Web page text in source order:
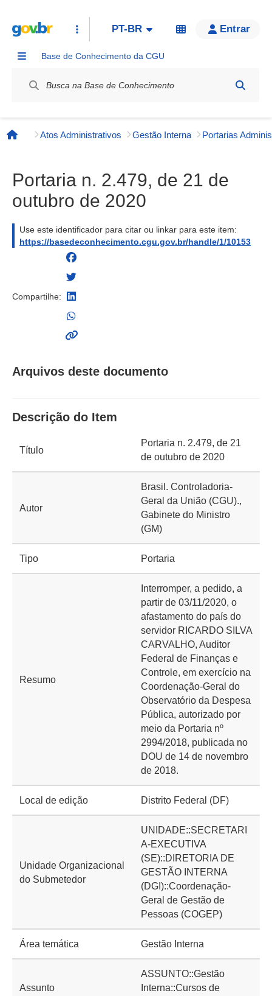
PT-BR Entrar
Base de Conhecimento da CGU
Página inicial
Atos Administrativos Gestão Interna
Portaria n. 2.479, de 21 de
outubro de 2020
Use este identificador para citar ou linkar para este item:
https://basedeconhecimento.cgu.gov.br/handle/1/10153
Compartilhe:
Arquivos deste documento
Descrição do Item
Título
Portaria n. 2.479, de 21
de outubro de 2020
Autor
Brasil. Controladoria-
Geral da União (CGU).,
Gabinete do Ministro
(GM)
Tipo Portaria
Resumo
Interromper, a pedido, a
partir de 03/11/2020, o
afastamento do país do
servidor RICARDO SILVA
CARVALHO, ​Auditor
Federal de Finanças e
Controle, em exercício na
Coordenação-Geral do
Observatório da Despesa
Pública, autorizado por
meio da Portaria nº
2994/2018, publicada no
DOU de 14 de novembro
de 2018.
Local de edição Distrito Federal (DF)
Unidade Organizacional
do Submetedor
UNIDADE::SECRETARI
A-EXECUTIVA
(SE)::DIRETORIA DE
GESTÃO INTERNA
(DGI)::Coordenação-
Geral de Gestão de
Pessoas (COGEP)
Área temática Gestão Interna
Assunto
ASSUNTO::Gestão
Interna::Cursos de